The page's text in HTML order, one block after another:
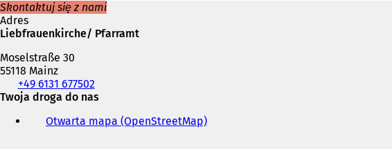
Skontaktuj się z nami
Adres
Liebfrauenkirche/ Pfarramt
Moselstraße 30
55118 Mainz
Telefon,
faks
adres
+49 6131 677502
Twoja droga do nas
Otwarta mapa (OpenStreetMap)(